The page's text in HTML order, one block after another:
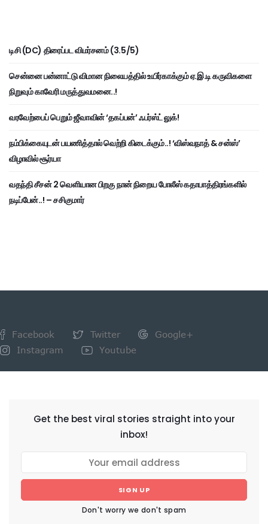
டிசி (DC) திரைப்பட விமர்சனம் (3.5/5)
சென்னை பன்னாட்டு விமான நிலையத்தில் உயிர்காக்கும் ஏ.இ.டி கருவிகளை
நிறுவும் காவேரி மருத்துவமனை..!
வரவேற்பைப் பெறும் ஜீவாவின் ‘தகப்பன்’ ஃபர்ஸ்ட் லுக்!
நம்பிக்கையுடன் பயணித்தால் வெற்றி கிடைக்கும்..! ‘விஸ்வநாத் & சன்ஸ்’
விழாவில் சூர்யா
வதந்தி சீசன் 2 வெளியான பிறகு நான் நிறைய போலீஸ் கதாபாத்திரங்களில்
நடிப்பேன்..! – சசிகுமார்
Facebook Twitter
Google+
Instagram
Youtube
Get the best viral stories straight into your
inbox!
SIGN UP
Don't worry we don't spam